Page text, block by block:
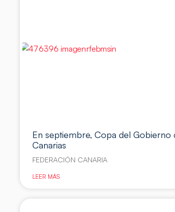
En septiembre, Copa del Gobierno
Canarias
FEDERACIÓN CANARIA
LEER MÁS